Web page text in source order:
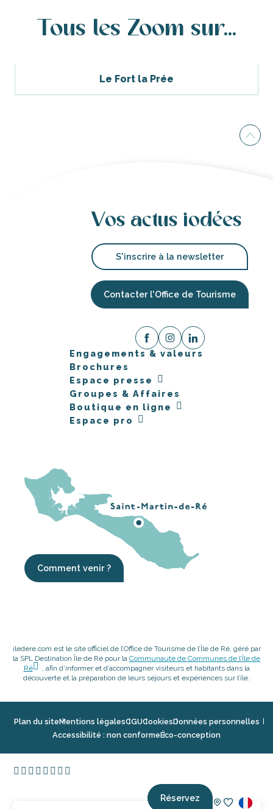
Réservez
Tous les Zoom sur...
Le Fort la Prée
Vos actus iodées
S'inscrire à la newsletter
Contacter l'Office de Tourisme
Engagements & valeurs
Brochures
Espace presse
Groupes & Affaires
Boutique en ligne
Espace pro
Comment venir ?
iledere.com est le site officiel de l’Office de Tourisme de l’Île de Ré, géré par
la SPL Destination Île de Ré pour la Communauté de Communes de l’Île de
Ré
, afin d’informer et d’accompagner visiteurs et habitants dans la
découverte et la préparation de leurs séjours et expériences sur l’île.
Plan du siteMentions légalesCGUCookiesDonnées personnelles
Accessibilité : non conformeÉco-conception